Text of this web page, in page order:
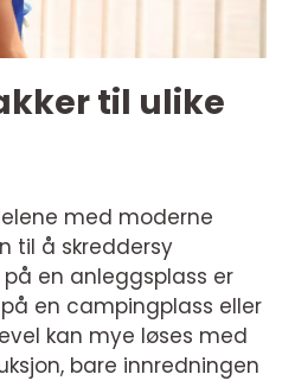
til ulike
med moderne
til å skreddersy
en anleggsplass er
en campingplass eller
kan mye løses med
bare innredningen